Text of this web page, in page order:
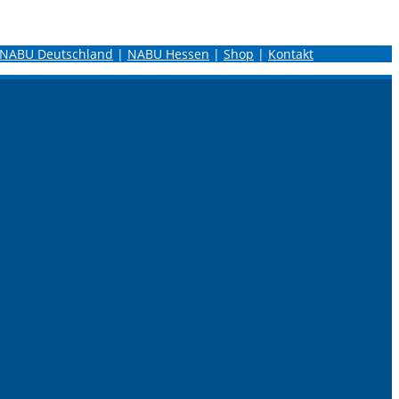
NABU Deutschland | NABU Hessen | Shop | Kontakt